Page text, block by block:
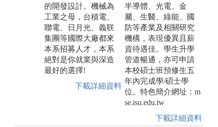
的開發設計。機械為
工業之母，台積電、
聯電、日月光、義联
集團等國際大廠都來
本系招募人才，本系
絕對是你就業與深造
最好的選擇!
下載詳細資料
半導體、光電、金
屬、生醫、綠能、國
防等產業及相關研究
機構，表現優異且薪
資待遇佳。學生升學
管道暢通，亦可申請
本校碩士班預修生五
年內完成學/碩士學
位。特色簡介網址：m
se.isu.edu.tw
下載詳細資料